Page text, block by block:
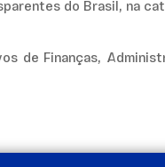
do Brasil, na
de Finanças,